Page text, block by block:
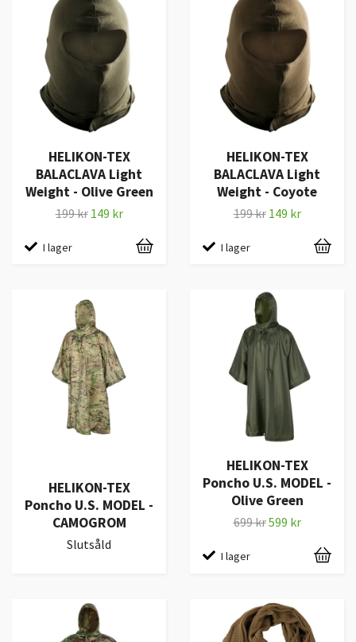
HELIKON-TEX
BALACLAVA Light
Weight - Olive Green
199 kr 149 kr
I lager
HELIKON-TEX
BALACLAVA Light
Weight - Coyote
199 kr 149 kr
I lager
HELIKON-TEX
Poncho U.S. MODEL -
CAMOGROM
Slutsåld
HELIKON-TEX
Poncho U.S. MODEL -
Olive Green
699 kr599 kr
I lager